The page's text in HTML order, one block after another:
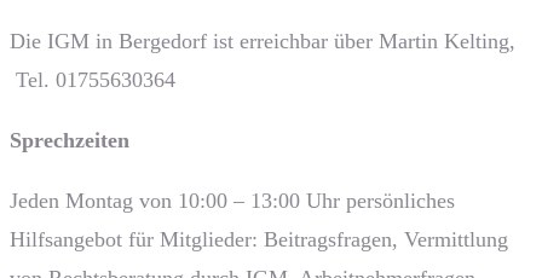
Die IGM in Bergedorf ist erreichbar über Martin Kelting,
Tel. 01755630364
Sprech­zeiten
Jeden Montag von 10:00 – 13:00 Uhr persönliches
Hilfsangebot für Mitglieder: Beitragsfragen, Vermittlung